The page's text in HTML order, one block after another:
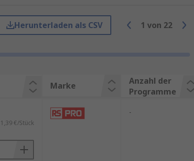
Bauweise und
Sicherungen
, der
Herunterladen als CSV 1 von 22
Marke
Anzahl der
Programme
€/Stück
-